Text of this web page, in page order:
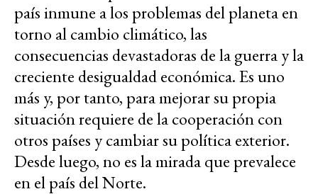
país inmune a los problemas del planeta en
torno al cambio climático, las
consecuencias devastadoras de la guerra y la
creciente desigualdad económica. Es uno
más y, por tanto, para mejorar su propia
situación requiere de la cooperación con
otros países y cambiar su política exterior.
Desde luego, no es la mirada que prevalece
en el país del Norte.